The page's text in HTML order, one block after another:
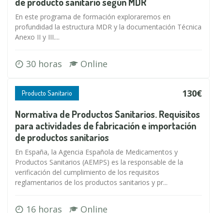
En este programa de formación exploraremos en
profundidad la estructura MDR y la documentación Técnica
Anexo II y III....
30 horas Online
Producto Sanitario 130€
Normativa de Productos Sanitarios. Requisitos
para actividades de fabricación e importación
de productos sanitarios
En España, la Agencia Española de Medicamentos y
Productos Sanitarios (AEMPS) es la responsable de la
verificación del cumplimiento de los requisitos
reglamentarios de los productos sanitarios y pr...
16 horas Online